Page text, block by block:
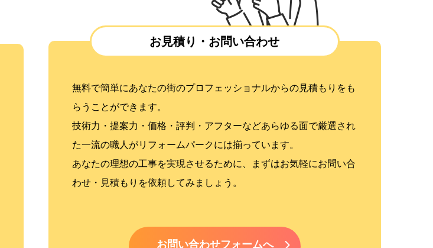
お見積り・お問い合わせ
無料で簡単にあなたの街のプロフェッショナルからの見積もりをも
らうことができます。
技術力・提案力・価格・評判・アフターなどあらゆる面で厳選され
た一流の職人がリフォームパークには揃っています。
あなたの理想の工事を実現させるために、まずはお気軽にお問い合
わせ・見積もりを依頼してみましょう。
お問い合わせフォームへ